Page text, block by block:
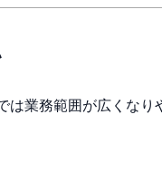
は業務範囲が広くなり